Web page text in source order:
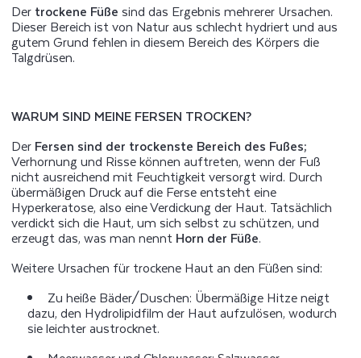
Der trockene Füße sind das Ergebnis mehrerer Ursachen.
Dieser Bereich ist von Natur aus schlecht hydriert und aus
gutem Grund fehlen in diesem Bereich des Körpers die
Talgdrüsen.
WARUM SIND MEINE FERSEN TROCKEN?
Der Fersen sind der trockenste Bereich des Fußes;
Verhornung und Risse können auftreten, wenn der Fuß
nicht ausreichend mit Feuchtigkeit versorgt wird. Durch
übermäßigen Druck auf die Ferse entsteht eine
Hyperkeratose, also eine Verdickung der Haut. Tatsächlich
verdickt sich die Haut, um sich selbst zu schützen, und
erzeugt das, was man nennt Horn der Füße.
Weitere Ursachen für trockene Haut an den Füßen sind:
Zu heiße Bäder/Duschen: Übermäßige Hitze neigt
dazu, den Hydrolipidfilm der Haut aufzulösen, wodurch
sie leichter austrocknet.